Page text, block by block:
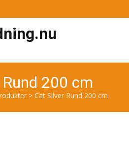
200 cm
> Cat Silver Rund 200 cm